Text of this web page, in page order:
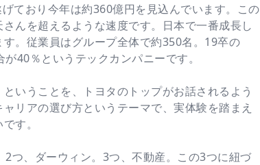
ており今年は約360億円を見込んでいます。この
んを超えるような速度です。日本で一番成長し
。従業員はグループ全体で約350名。19卒の
40％というテックカンパニーです。
いうことを、トヨタのトップがお話されるよう
リアの選び方というテーマで、実体験を踏まえ
す。
つ、ダーウィン。3つ、不動産。この3つに紐づ